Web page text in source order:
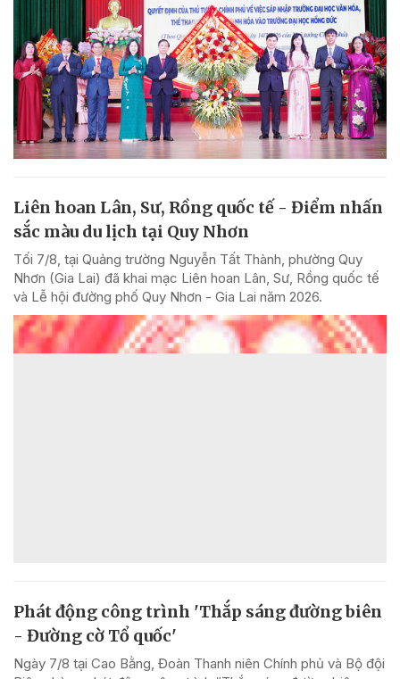
Liên hoan Lân, Sư, Rồng quốc tế - Điểm nhấn
sắc màu du lịch tại Quy Nhơn
Tối 7/8, tại Quảng trường Nguyễn Tất Thành, phường Quy
Nhơn (Gia Lai) đã khai mạc Liên hoan Lân, Sư, Rồng quốc tế
và Lễ hội đường phố Quy Nhơn - Gia Lai năm 2026.
Phát động công trình 'Thắp sáng đường biên
- Đường cờ Tổ quốc'
Ngày 7/8 tại Cao Bằng, Đoàn Thanh niên Chính phủ và Bộ đội